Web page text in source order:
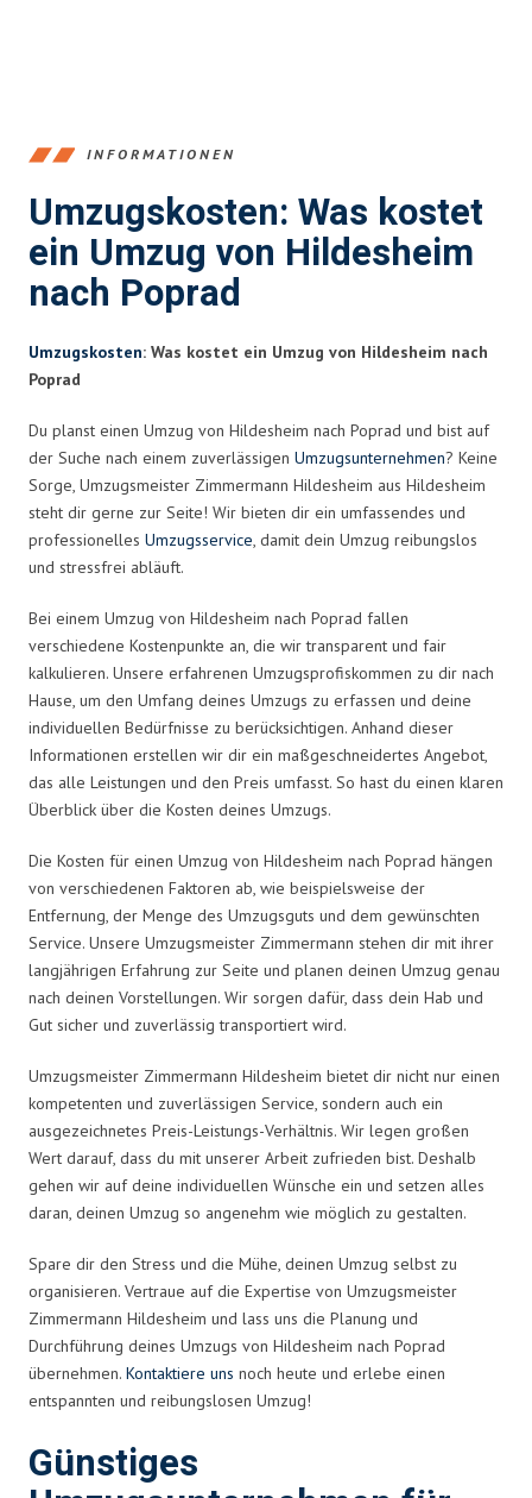
INFORMATIONEN
Umzugskosten: Was kostet
ein Umzug von Hildesheim
nach Poprad
Umzugskosten: Was kostet ein Umzug von Hildesheim nach
Poprad
Du planst einen Umzug von Hildesheim nach Poprad und bist auf
der Suche nach einem zuverlässigen Umzugsunternehmen? Keine
Sorge, Umzugsmeister Zimmermann Hildesheim aus Hildesheim
steht dir gerne zur Seite! Wir bieten dir ein umfassendes und
professionelles Umzugsservice, damit dein Umzug reibungslos
und stressfrei abläuft.
Bei einem Umzug von Hildesheim nach Poprad fallen
verschiedene Kostenpunkte an, die wir transparent und fair
kalkulieren. Unsere erfahrenen Umzugsprofiskommen zu dir nach
Hause, um den Umfang deines Umzugs zu erfassen und deine
individuellen Bedürfnisse zu berücksichtigen. Anhand dieser
Informationen erstellen wir dir ein maßgeschneidertes Angebot,
das alle Leistungen und den Preis umfasst. So hast du einen klaren
Überblick über die Kosten deines Umzugs.
Die Kosten für einen Umzug von Hildesheim nach Poprad hängen
von verschiedenen Faktoren ab, wie beispielsweise der
Entfernung, der Menge des Umzugsguts und dem gewünschten
Service. Unsere Umzugsmeister Zimmermann stehen dir mit ihrer
langjährigen Erfahrung zur Seite und planen deinen Umzug genau
nach deinen Vorstellungen. Wir sorgen dafür, dass dein Hab und
Gut sicher und zuverlässig transportiert wird.
Umzugsmeister Zimmermann Hildesheim bietet dir nicht nur einen
kompetenten und zuverlässigen Service, sondern auch ein
ausgezeichnetes Preis-Leistungs-Verhältnis. Wir legen großen
Wert darauf, dass du mit unserer Arbeit zufrieden bist. Deshalb
gehen wir auf deine individuellen Wünsche ein und setzen alles
daran, deinen Umzug so angenehm wie möglich zu gestalten.
Spare dir den Stress und die Mühe, deinen Umzug selbst zu
organisieren. Vertraue auf die Expertise von Umzugsmeister
Zimmermann Hildesheim und lass uns die Planung und
Durchführung deines Umzugs von Hildesheim nach Poprad
übernehmen. Kontaktiere uns noch heute und erlebe einen
entspannten und reibungslosen Umzug!
Günstiges